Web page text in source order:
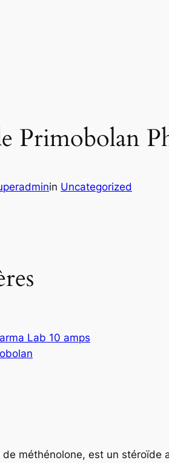
Primobolan
in Uncategorized
Lab 10 amps
méthénolone, est un